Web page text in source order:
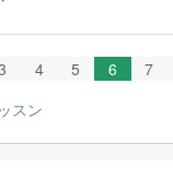
4 5 6 7
スン